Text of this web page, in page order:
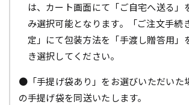
は、カート画面にて「ご自宅へ送る」
み選択可能となります。「ご注文手続
定」にて包装方法を「手渡し贈答用」
き選択してください。
●「手提げ袋あり」をお選びいただいた
の手提げ袋を同送いたします。